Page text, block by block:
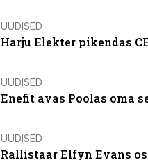
UUDISED
Harju Elekter pikendas
UUDISED
Enefit avas Poolas oma
UUDISED
Rallistaar Elfyn Evans